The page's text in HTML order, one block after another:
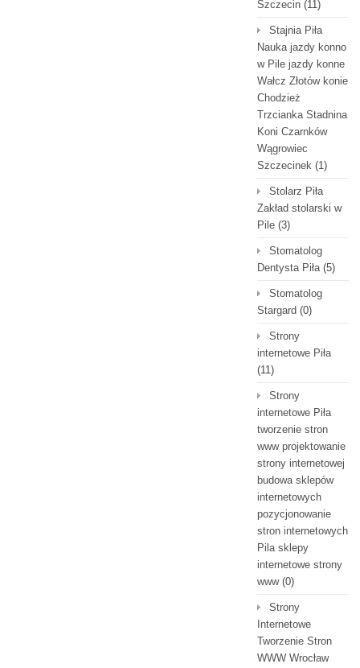
Szczecin (11)
Stajnia Piła
Nauka jazdy konno
w Pile jazdy konne
Wałcz Złotów konie
Chodzież
Trzcianka Stadnina
Koni Czarnków
Wągrowiec
Szczecinek (1)
Stolarz Piła
Zakład stolarski w
Pile (3)
Stomatolog
Dentysta Piła(5)
Stomatolog
Stargard (0)
Strony
internetowe Piła
(11)
Strony
internetowe Piła
tworzenie stron
www projektowanie
strony internetowej
budowa sklepów
internetowych
pozycjonowanie
stron internetowych
Pila sklepy
internetowe strony
www(0)
Strony
Internetowe
Tworzenie Stron
WWW Wrocław